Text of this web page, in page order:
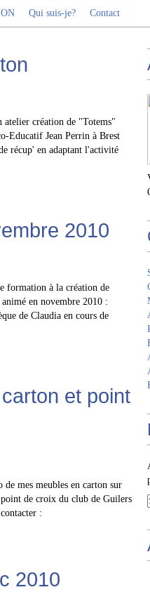
Qui suis-je? Contact
atelier création de "Totems"
Educatif Jean Perrin à Brest
récup' en adaptant l'activité
2010
formation à la création de
en novembre 2010 :
de Claudia en cours de
et point
de mes meubles en carton sur
de croix du club de Guilers
:
2010